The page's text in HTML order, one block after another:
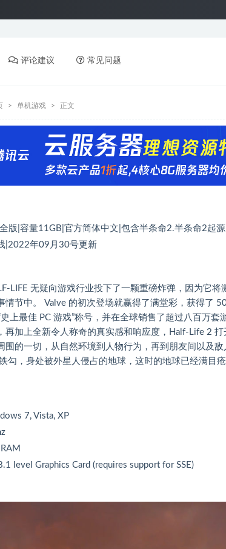
评论建议 常见问题
单机游戏 正文
版|容量11GB|官方简体中文|包含半条命2.半条命2起
|2022年09月30号更新
LIFE 无疑向游戏行业投下了一颗重磅炸弹，因为它将
情节中。 Valve 的初次登场就赢得了满堂彩，获得了
史上最佳 PC 游戏”称号，并在全球销售了超过八百万
再加上全新令人称奇的真实感和响应度，Half-Life 2
围的一切，从自然环境到人物行为，再到朋友间以及
勾，身处被外星人侵占的地球，这时的地球已经满目
7, Vista, XP
level Graphics Card (requires support for SSE)